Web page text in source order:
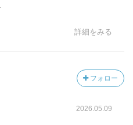
詳細をみる
フォロー
2026.05.09